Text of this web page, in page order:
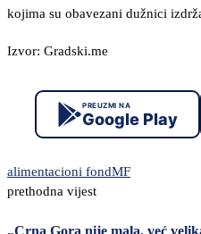
kojima su obavezani dužnici
Izvor: Gradski.me
PREUZMI NA
Google Play
alimentacioni fondMF
prethodna vijest
„Crna Gora nije mala, već